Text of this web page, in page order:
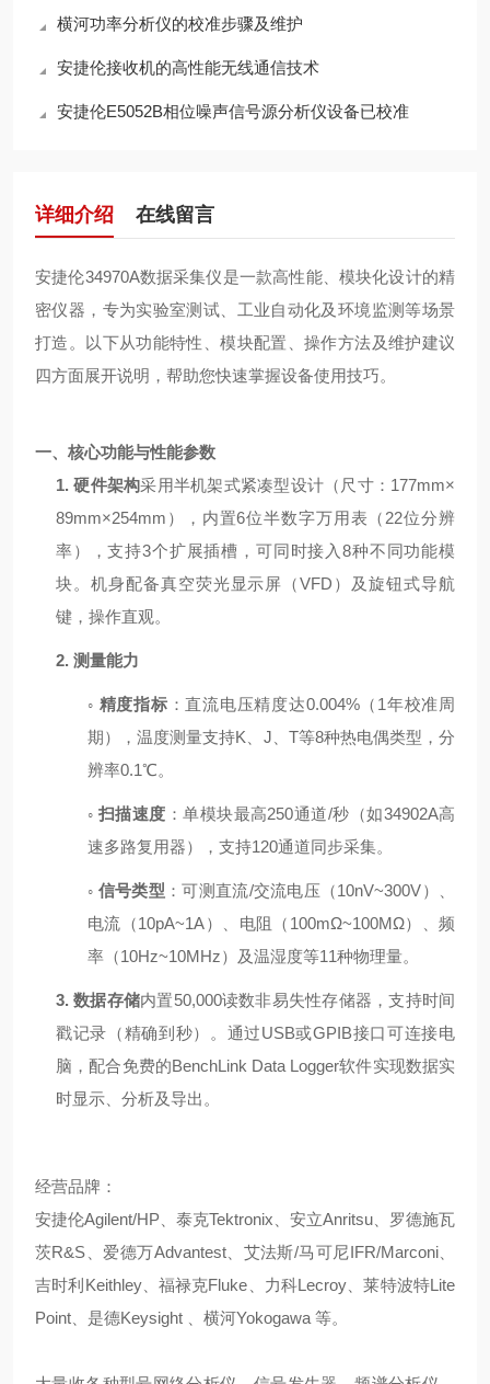
横河功率分析仪的校准步骤及维护
安捷伦接收机的高性能无线通信技术
安捷伦E5052B相位噪声信号源分析仪设备已校准
详细介绍 在线留言
安捷伦34970A数据采集仪是一款高性能、模块化设计的精
密仪器，专为实验室测试、工业自动化及环境监测等场景
打造。以下从功能特性、模块配置、操作方法及维护建议
四方面展开说明，帮助您快速掌握设备使用技巧。
一、核心功能与性能参数
1.硬件架构采用半机架式紧凑型设计（尺寸： 177mm×
89mm×254mm ），内置6位半数字万用表（ 22位分辨
率），支持3个扩展插槽，可同时接入8种不同功能模
块。机身配备真空荧光显示屏（VFD ）及旋钮式导航
键，操作直观。
2. 测量能力
◦ 精度指标 ：直流电压精度达0.004%（ 1年校准周
期），温度测量支持K J T等8种热电偶类型，分
辨率0.1℃。
◦ 扫描速度 ：单模块最高250通道/秒（如34902A高
速多路复用器），支持120通道同步采集。
◦ 信号类型 ：可测直流/交流电压（10nV~300V）、
电流（10pA~1A）、电阻（ 100mΩ~100MΩ）、频
率（10Hz~10MHz）及温湿度等11种物理量。
3.数据存储内置50,000读数非易失性存储器，支持时间
戳记录（精确到秒）。通过USB或GPIB接口可连接电
脑，配合免费的BenchLink Data Logger软件实现数据实
时显示、分析及导出。
经营品牌：
安捷伦Agilent/HP、泰克Tektronix、安立Anritsu、罗德施瓦
茨R&S、爱德万Advantest、艾法斯/马可尼IFR/Marconi、
吉时利Keithley、福禄克Fluke、力科Lecroy、莱特波特Lite
Point、是德Keysight 、横河Yokogawa 等。